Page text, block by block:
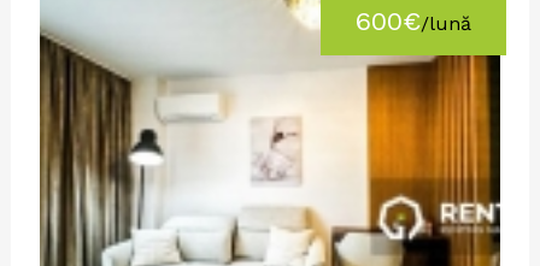
600€/lună